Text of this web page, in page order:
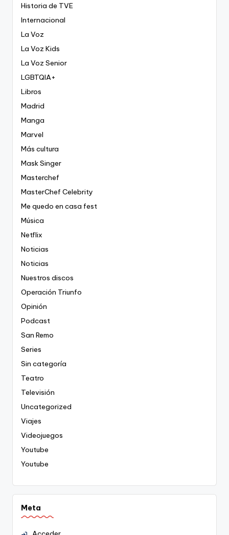
Historia de TVE
Internacional
La Voz
La Voz Kids
La Voz Senior
LGBTQIA+
Libros
Madrid
Manga
Marvel
Más cultura
Mask Singer
Masterchef
MasterChef Celebrity
Me quedo en casa fest
Música
Netflix
Noticias
Noticias
Nuestros discos
Operación Triunfo
Opinión
Podcast
San Remo
Series
Sin categoría
Teatro
Televisión
Uncategorized
Viajes
Videojuegos
Youtube
Youtube
Meta